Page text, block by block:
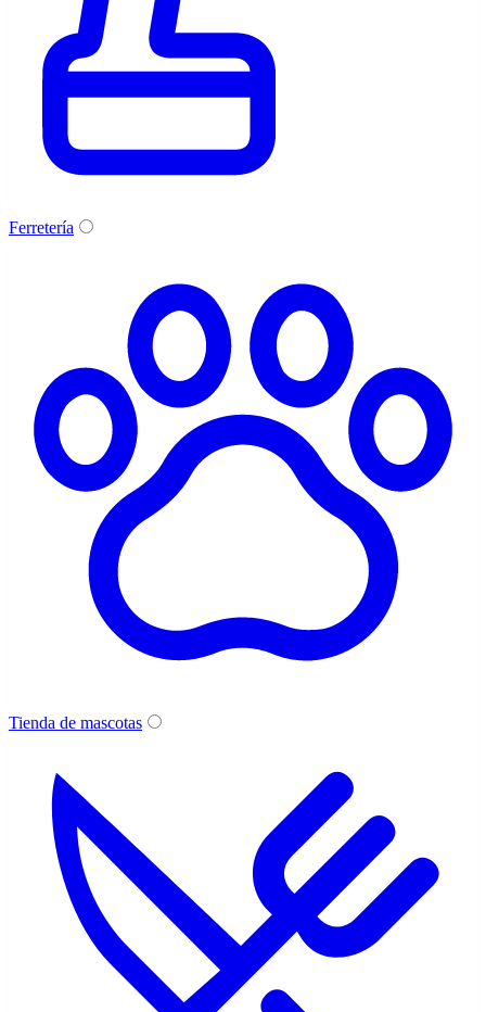
Ferretería
Tienda de mascotas